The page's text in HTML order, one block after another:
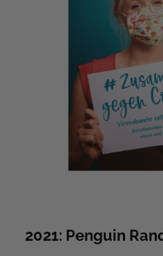
2021: Penguin